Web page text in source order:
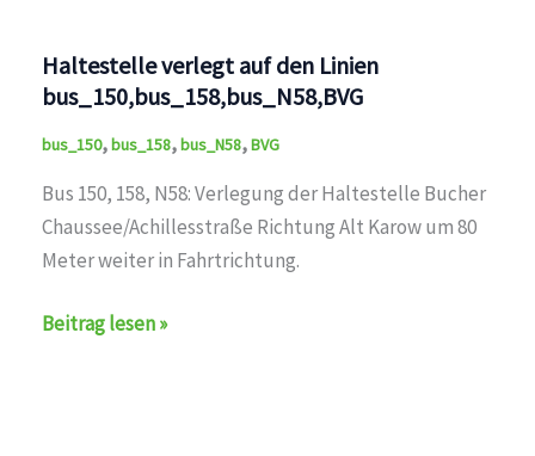
bus_150,bus_158,bus_N58,BVG
Haltestelle verlegt auf den Linien
bus_150,bus_158,bus_N58,BVG
bus_150,bus_158,bus_N58,BVG
Bus 150, 158, N58: Verlegung der Haltestelle Bucher
Chaussee/Achillesstraße Richtung Alt Karow um 80
Meter weiter in Fahrtrichtung.
Haltestelle
Beitrag lesen »